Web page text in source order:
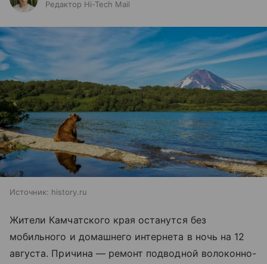
Редактор Hi-Tech Mail
Источник: history.ru
Жители Камчатского края останутся без
мобильного и домашнего интернета в ночь на 12
августа. Причина — ремонт подводной волоконно-